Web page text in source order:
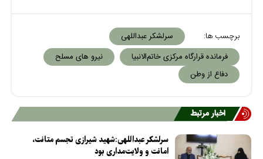
برچسب ها:
سرلشکر عبداللهی
فرمانده قرارگاه مرکزی خاتم‌الانبیا
نیرو های مسلح
دفاع از وطن
اخبار مرتبط
سرلشکر عبداللهی:شهید شیرازی تجسم متانت،
امانت و ولایت‌مداری بود